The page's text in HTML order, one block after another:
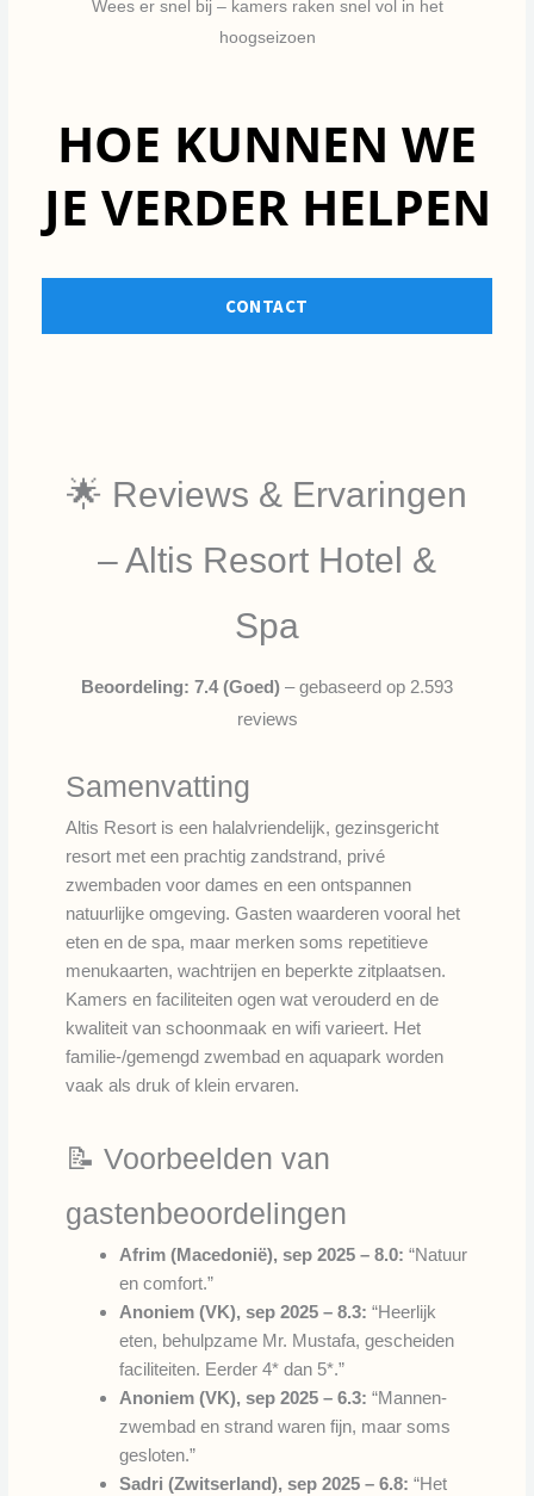
Wees er snel bij – kamers raken snel vol in het
hoogseizoen
HOE KUNNEN WE
JE VERDER HELPEN
CONTACT
🌟 Reviews & Ervaringen
– Altis Resort Hotel &
Spa
Beoordeling: 7.4 (Goed) – gebaseerd op 2.593
reviews
Samenvatting
Altis Resort is een halalvriendelijk, gezinsgericht
resort met een prachtig zandstrand, privé
zwembaden voor dames en een ontspannen
natuurlijke omgeving. Gasten waarderen vooral het
eten en de spa, maar merken soms repetitieve
menukaarten, wachtrijen en beperkte zitplaatsen.
Kamers en faciliteiten ogen wat verouderd en de
kwaliteit van schoonmaak en wifi varieert. Het
familie-/gemengd zwembad en aquapark worden
vaak als druk of klein ervaren.
📝 Voorbeelden van
gastenbeoordelingen
Afrim (Macedonië), sep 2025 – 8.0: “Natuur
en comfort.”
Anoniem (VK), sep 2025 – 8.3: “Heerlijk
eten, behulpzame Mr. Mustafa, gescheiden
faciliteiten. Eerder 4* dan 5*.”
Anoniem (VK), sep 2025 – 6.3: “Mannen-
zwembad en strand waren fijn, maar soms
gesloten.”
Sadri (Zwitserland), sep 2025 – 6.8: “Het